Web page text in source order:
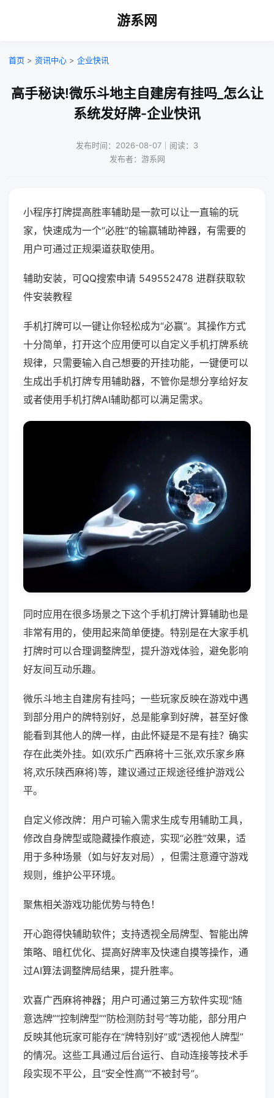
游系网
首页 > 资讯中心 > 企业快讯
高手秘诀!微乐斗地主自建房有挂吗_怎么让
系统发好牌-企业快讯
发布时间：2026-08-07｜阅读：3
发布者：游系网
小程序打牌提高胜率辅助是一款可以让一直输的玩
家，快速成为一个“必胜”的输赢辅助神器，有需要的
用户可通过正规渠道获取使用。
辅助安装，可QQ搜索申请 549552478 进群获取软
件安装教程
手机打牌可以一键让你轻松成为“必赢”。其操作方式
十分简单，打开这个应用便可以自定义手机打牌系统
规律，只需要输入自己想要的开挂功能，一键便可以
生成出手机打牌专用辅助器，不管你是想分享给好友
或者使用手机打牌AI辅助都可以满足需求。
同时应用在很多场景之下这个手机打牌计算辅助也是
非常有用的，使用起来简单便捷。特别是在大家手机
打牌时可以合理调整牌型，提升游戏体验，避免影响
好友间互动乐趣。
微乐斗地主自建房有挂吗；一些玩家反映在游戏中遇
到部分用户的牌特别好，总是能拿到好牌，甚至好像
能看到其他人的牌一样，由此怀疑是不是有挂？确实
存在此类外挂。如(欢乐广西麻将十三张,欢乐家乡麻
将,欢乐陕西麻将)等，建议通过正规途径维护游戏公
平。
自定义修改牌：用户可输入需求生成专用辅助工具，
修改自身牌型或隐藏操作痕迹，实现“必胜”效果，适
用于多种场景（如与好友对局），但需注意遵守游戏
规则，维护公平环境。
聚焦相关游戏功能优势与特色！
开心跑得快辅助软件；支持透视全局牌型、智能出牌
策略、暗杠优化、提高好牌率及快速自摸等操作，通
过AI算法调整牌局结果，提升胜率。
欢喜广西麻将神器；用户可通过第三方软件实现“随
意选牌”“控制牌型”“防检测防封号”等功能，部分用户
反映其他玩家可能存在“牌特别好”或“透视他人牌型”
的情况。这些工具通过后台运行、自动连接等技术手
段实现不平公，且“安全性高”“不被封号”。